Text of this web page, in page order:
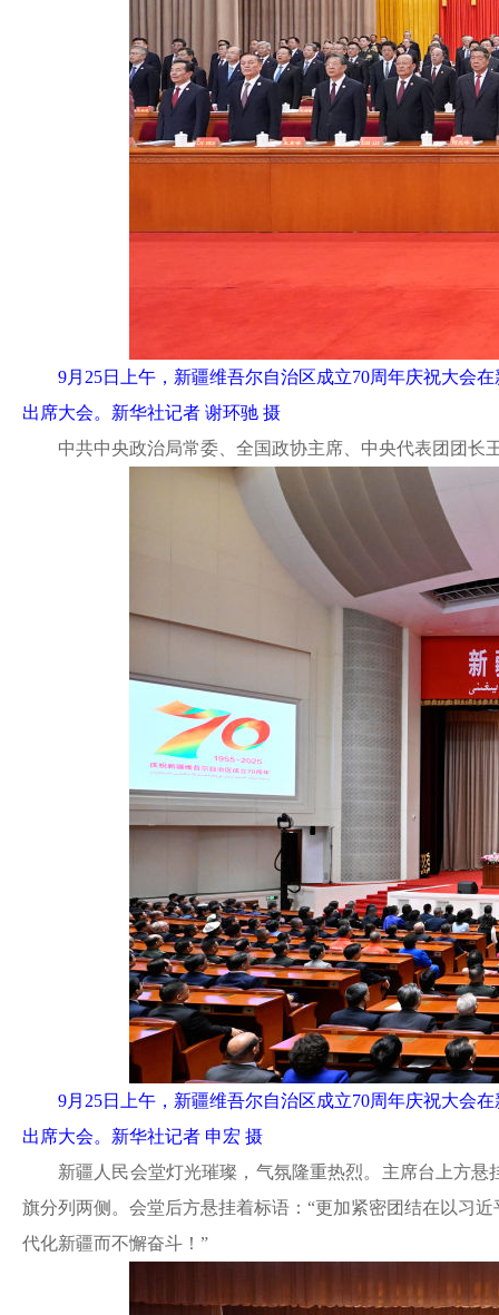
9月25日上午，新疆维吾尔自治区成立70周年庆祝大会
出席大会。新华社记者 谢环驰 摄
中共中央政治局常委、全国政协主席、中央代表团团
9月25日上午，新疆维吾尔自治区成立70周年庆祝大会
出席大会。新华社记者 申宏 摄
新疆人民会堂灯光璀璨，气氛隆重热烈。主席台上方悬
旗分列两侧。会堂后方悬挂着标语：“更加紧密团结在以习
代化新疆而不懈奋斗！”